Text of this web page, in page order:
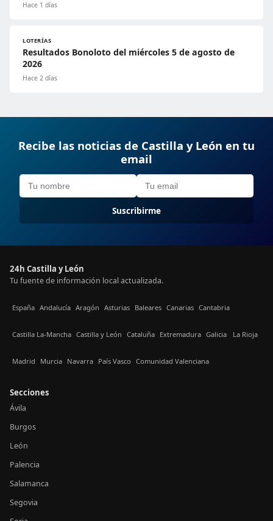
Hace 1 días
LOTERÍAS
Resultados Bonoloto del miércoles 5 de agosto de
2026
Hace 2 días
Recibe las noticias de Castilla y León en tu
email
Suscribirme
24h Castilla y León
Tu fuente de información local actualizada.
España Andalucía Aragón Asturias Baleares Canarias Cantabria
Castilla La-Mancha Castilla y León Cataluña Extremadura Galicia La Rioja
Madrid Murcia Navarra País Vasco Comunidad Valenciana
Secciones
Ávila
Burgos
León
Palencia
Salamanca
Segovia